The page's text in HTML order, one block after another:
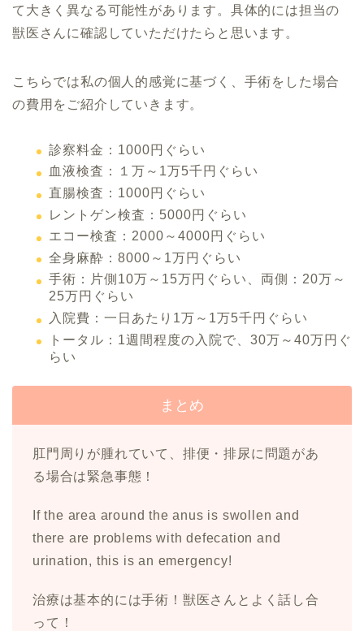
て大きく異なる可能性があります。具体的には担当の
獣医さんに確認していただけたらと思います。
こちらでは私の個人的感覚に基づく、手術をした場合
の費用をご紹介していきます。
診察料金：1000円ぐらい
血液検査：１万～1万5千円ぐらい
直腸検査：1000円ぐらい
レントゲン検査：5000円ぐらい
エコー検査：2000～4000円ぐらい
全身麻酔：8000～1万円ぐらい
手術：片側10万～15万円ぐらい、両側：20万～
25万円ぐらい
入院費：一日あたり1万～1万5千円ぐらい
トータル：1週間程度の入院で、30万～40万円ぐ
らい
まとめ
肛門周りが腫れていて、排便・排尿に問題があ
る場合は緊急事態！
If the area around the anus is swollen and
there are problems with defecation and
urination, this is an emergency!
治療は基本的には手術！獣医さんとよく話し合
って！